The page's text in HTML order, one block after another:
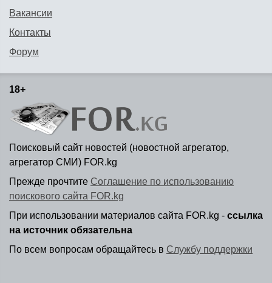
Вакансии
Контакты
Форум
18+
Поисковый сайт новостей (новостной агрегатор,
агрегатор СМИ) FOR.kg
Прежде прочтите Соглашение по использованию
поискового сайта FOR.kg
При использовании материалов сайта FOR.kg - ссылка
на источник обязательна
По всем вопросам обращайтесь в Службу поддержки